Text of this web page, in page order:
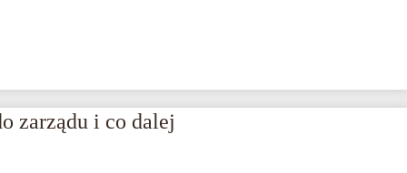
zarządu i co dalej